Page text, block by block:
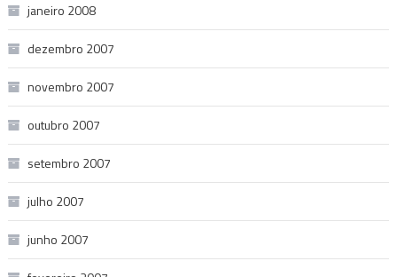
janeiro 2008
dezembro 2007
novembro 2007
outubro 2007
setembro 2007
julho 2007
junho 2007